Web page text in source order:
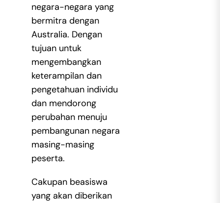
negara-negara yang
bermitra dengan
Australia. Dengan
tujuan untuk
mengembangkan
keterampilan dan
pengetahuan individu
dan mendorong
perubahan menuju
pembangunan negara
masing-masing
peserta.
Cakupan beasiswa
yang akan diberikan